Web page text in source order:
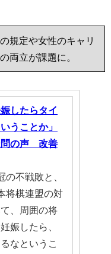
規定や女性のキャリ
両立が課題に。
したらタイ
うことか」
問の声 改善
不戦敗と、
将棋連盟の対
、周囲の将
娠したら、
なというこ